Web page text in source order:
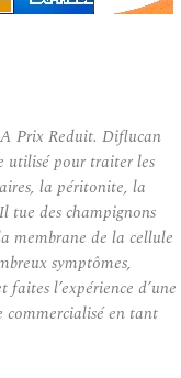
Prix Reduit. Diflucan
utilisé pour traiter les
la péritonite, la
tue des champignons
membrane de la cellule
symptômes,
l’expérience d’une
en tant